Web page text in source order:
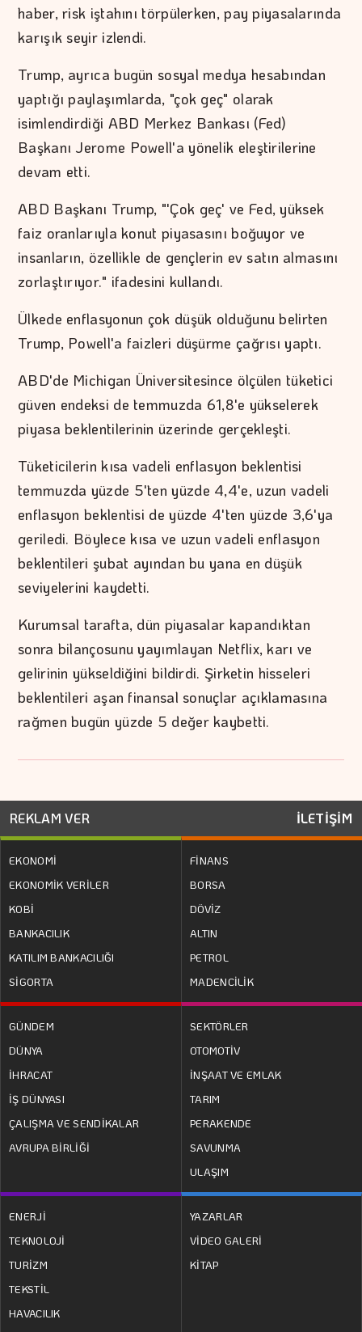
haber, risk iştahını törpülerken, pay piyasalarında
karışık seyir izlendi.
Trump, ayrıca bugün sosyal medya hesabından
yaptığı paylaşımlarda, "çok geç" olarak
isimlendirdiği ABD Merkez Bankası (Fed)
Başkanı Jerome Powell'a yönelik eleştirilerine
devam etti.
ABD Başkanı Trump, "'Çok geç' ve Fed, yüksek
faiz oranlarıyla konut piyasasını boğuyor ve
insanların, özellikle de gençlerin ev satın almasını
zorlaştırıyor." ifadesini kullandı.
Ülkede enflasyonun çok düşük olduğunu belirten
Trump, Powell'a faizleri düşürme çağrısı yaptı.
ABD'de Michigan Üniversitesince ölçülen tüketici
güven endeksi de temmuzda 61,8'e yükselerek
piyasa beklentilerinin üzerinde gerçekleşti.
Tüketicilerin kısa vadeli enflasyon beklentisi
temmuzda yüzde 5'ten yüzde 4,4'e, uzun vadeli
enflasyon beklentisi de yüzde 4'ten yüzde 3,6'ya
geriledi. Böylece kısa ve uzun vadeli enflasyon
beklentileri şubat ayından bu yana en düşük
seviyelerini kaydetti.
Kurumsal tarafta, dün piyasalar kapandıktan
sonra bilançosunu yayımlayan Netflix, karı ve
gelirinin yükseldiğini bildirdi. Şirketin hisseleri
beklentileri aşan finansal sonuçlar açıklamasına
rağmen bugün yüzde 5 değer kaybetti.
REKLAM VER İLETİŞİM
EKONOMİ
EKONOMİK VERİLER
KOBİ
BANKACILIK
KATILIM BANKACILIĞI
SİGORTA
FİNANS
BORSA
DÖVİZ
ALTIN
PETROL
MADENCİLİK
GÜNDEM
DÜNYA
İHRACAT
İŞ DÜNYASI
ÇALIŞMA VE SENDİKALAR
AVRUPA BİRLİĞİ
SEKTÖRLER
OTOMOTİV
İNŞAAT VE EMLAK
TARIM
PERAKENDE
SAVUNMA
ULAŞIM
ENERJİ
TEKNOLOJİ
TURİZM
TEKSTİL
HAVACILIK
YAZARLAR
VİDEO GALERİ
KİTAP